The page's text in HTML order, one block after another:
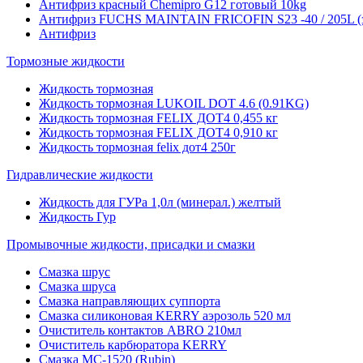
Антифриз красный Chemipro G12 готовый 10kg
Антифриз FUCHS MAINTAIN FRICOFIN S23 -40 / 205L
Антифриз
Тормозные жидкости
Жидкость тормозная
Жидкость тормозная LUKOIL DOT 4.6 (0.91KG)
Жидкость тормозная FELIX ДОТ4 0,455 кг
Жидкость тормозная FELIX ДОТ4 0,910 кг
Жидкость тормозная felix дот4 250г
Гидравлические жидкости
Жидкость для ГУРа 1,0л (минерал.) желтый
Жидкость Гур
Промывочные жидкости, присадки и смазки
Смазка шрус
Смазка шруса
Смазка направляющих суппорта
Смазка силиконовая KERRY аэрозоль 520 мл
Очиститель контактов ABRO 210мл
Очиститель карбюратора KERRY
Смазка МС-1520 (Rubin)